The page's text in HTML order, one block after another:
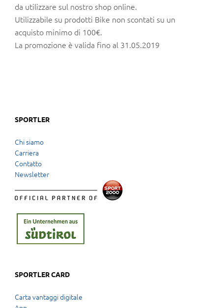
da utilizzare sul nostro shop online.
Utilizzabile su prodotti Bike non scontati su un
acquisto minimo di 100€.
La promozione è valida fino al 31.05.2019
SPORTLER
Chi siamo
Carriera
Contatto
Newsletter
SPORTLER CARD
Carta vantaggi digitale